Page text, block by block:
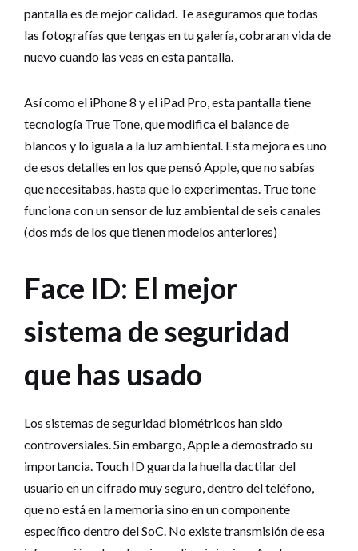
pantalla es de mejor calidad. Te aseguramos que todas
las fotografías que tengas en tu galería, cobraran vida de
nuevo cuando las veas en esta pantalla.
Así como el iPhone 8 y el iPad Pro, esta pantalla tiene
tecnología True Tone, que modifica el balance de
blancos y lo iguala a la luz ambiental. Esta mejora es uno
de esos detalles en los que pensó Apple, que no sabías
que necesitabas, hasta que lo experimentas. True tone
funciona con un sensor de luz ambiental de seis canales
(dos más de los que tienen modelos anteriores)
Face ID: El mejor
sistema de seguridad
que has usado
Los sistemas de seguridad biométricos han sido
controversiales. Sin embargo, Apple a demostrado su
importancia. Touch ID guarda la huella dactilar del
usuario en un cifrado muy seguro, dentro del teléfono,
que no está en la memoria sino en un componente
específico dentro del SoC. No existe transmisión de esa